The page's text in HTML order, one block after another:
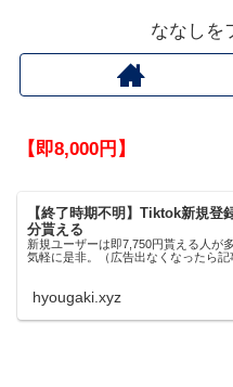
ななしを
【即8,000円】
【終了時期不明】Tiktok新規登
分貰える
新規ユーザーは即7,750円貰える人が
気軽に是非。（広告出なくなったら記
hyougaki.xyz